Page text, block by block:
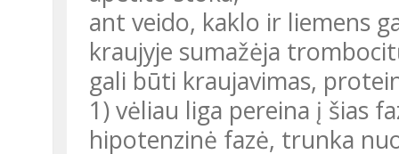
ant veido, kaklo ir liemens
kraujyje sumažėja
gali būti kraujavimas,
1) vėliau liga pereina į šias
hipotenzinė fazė, trunka